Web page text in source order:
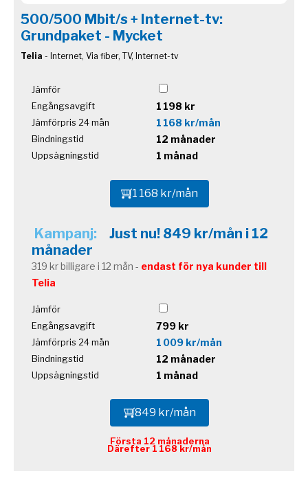
500/500 Mbit/s + Internet-tv:
Grundpaket - Mycket
Telia - Internet, Via fiber, TV, Internet-tv
Jämför
Engångsavgift
1 198 kr
Jämförpris 24 mån 1 168 kr/mån
Bindningstid 12 månader
Uppsägningstid 1 månad
1 168 kr/mån
Kampanj:
Just nu! 849 kr/mån i 12
månader
319 kr billigare i 12 mån - endast för nya kunder till
Telia
Jämför
Engångsavgift
799 kr
Jämförpris 24 mån 1 009 kr/mån
Bindningstid 12 månader
Uppsägningstid 1 månad
849 kr/mån
Första 12 månaderna
Därefter 1 168 kr/mån